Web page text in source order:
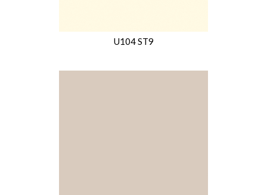
U104 ST9